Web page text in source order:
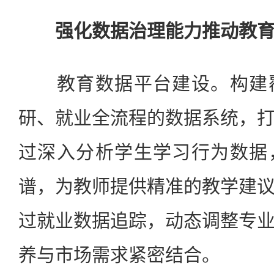
强化数据治理能力推动教
教育数据平台建设。构建
研、就业全流程的数据系统，
过深入分析学生学习行为数
谱，为教师提供精准的教学建
过就业数据追踪，动态调整专
养与市场需求紧密结合。